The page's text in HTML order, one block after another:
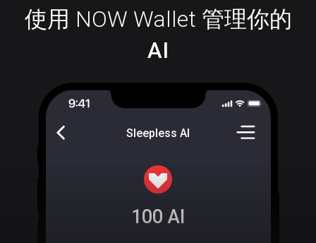
使用 NOW Wallet 管理你的
AI
Sleepless AI
100 AI